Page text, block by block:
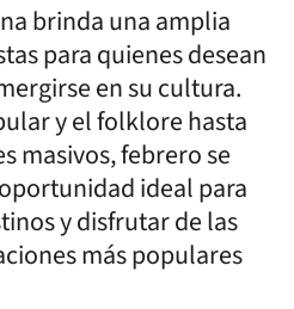
brinda una amplia
para quienes desean
en su cultura.
y el folklore hasta
masivos, febrero se
ideal para
y disfrutar de las
más populares